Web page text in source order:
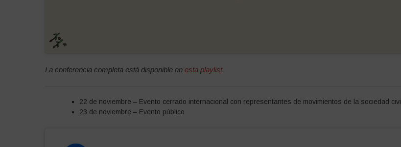
La conferencia completa está disponible en esta playlist.
22 de noviembre – Evento cerrado internacional con representantes de movimientos de la sociedad civil
23 de noviembre – Evento público